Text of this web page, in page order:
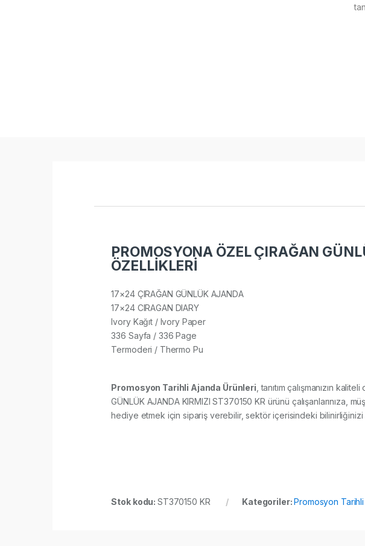
PROMOSYONA ÖZEL ÇIRAĞAN
ÖZELLİKLERİ
17×24 ÇIRAĞAN GÜNLÜK AJANDA
17×24 CIRAGAN DIARY
Ivory Kağıt / Ivory Paper
336 Sayfa / 336 Page
Termoderi / Thermo Pu​
Promosyon Tarihli Ajanda Ürünleri , tanıtım çalışmanızın
GÜNLÜK AJANDA KIRMIZI ST370150 KR ürünü çalışanlarınıza,
hediye etmek için sipariş verebilir, sektör içerisindeki
Stok kodu: ST370150 KR Kategoriler:Promosyon